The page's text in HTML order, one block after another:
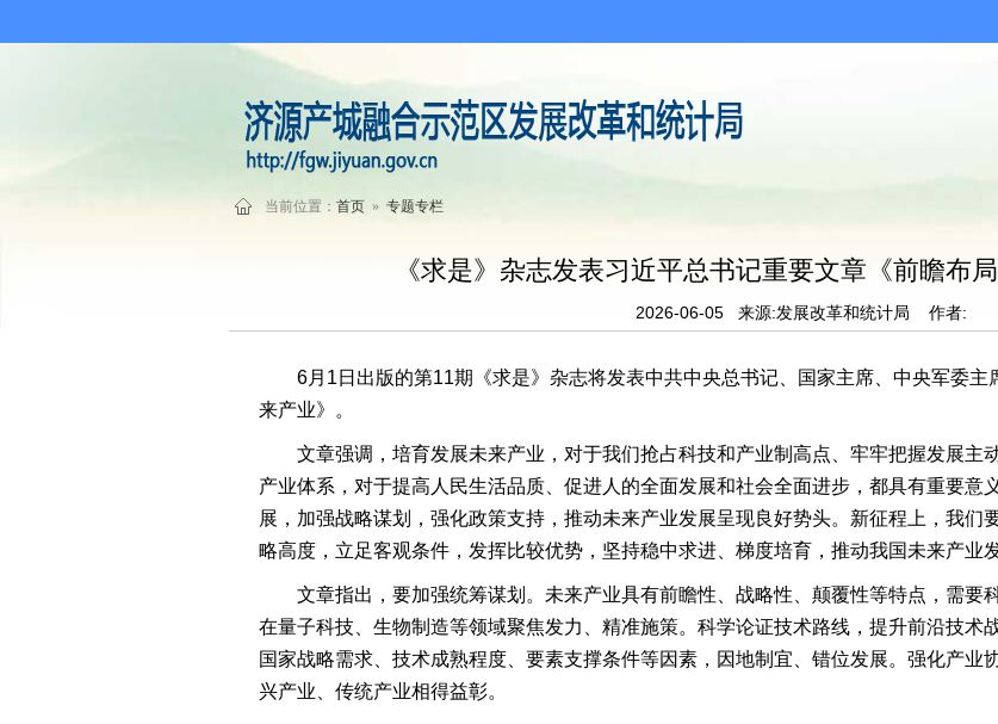
当前位置： 首页 » 专题专栏
《求是》杂志发表习近平总书记重要文章《前瞻布
2026-06-05 来源:发展改革和统计局 作者:
6月1日出版的第11期《求是》杂志将发表中共中央总书记、国家主席、中央军委
来产业》。
文章强调，培育发展未来产业，对于我们抢占科技和产业制高点、牢牢把握发展主
产业体系，对于提高人民生活品质、促进人的全面发展和社会全面进步，都具有重要意
展，加强战略谋划，强化政策支持，推动未来产业发展呈现良好势头。新征程上，我们
略高度，立足客观条件，发挥比较优势，坚持稳中求进、梯度培育，推动我国未来产业
文章指出，要加强统筹谋划。未来产业具有前瞻性、战略性、颠覆性等特点，需要
在量子科技、生物制造等领域聚焦发力、精准施策。科学论证技术路线，提升前沿技术
国家战略需求、技术成熟程度、要素支撑条件等因素，因地制宜、错位发展。强化产业
兴产业、传统产业相得益彰。